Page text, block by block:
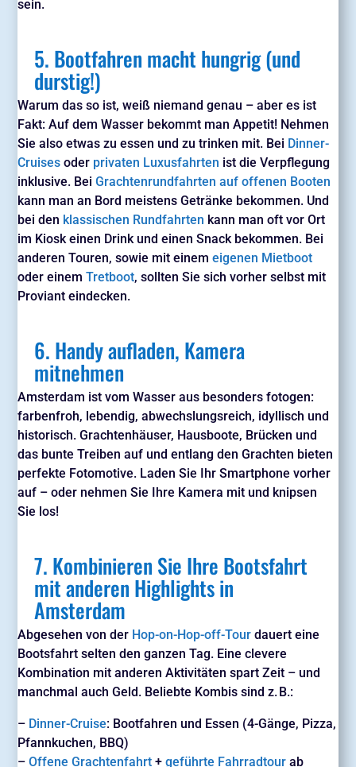
sein.
5. Bootfahren macht hungrig (und
durstig!)
Warum das so ist, weiß niemand genau – aber es ist
Fakt: Auf dem Wasser bekommt man Appetit! Nehmen
Sie also etwas zu essen und zu trinken mit. Bei Dinner-
Cruises oder privaten Luxusfahrten ist die Verpflegung
inklusive. BeiGrachtenrundfahrten auf offenen Booten
kann man an Bord meistens Getränke bekommen. Und
bei den klassischen Rundfahrten kann man oft vor Ort
im Kiosk einen Drink und einen Snack bekommen. Bei
anderen Touren, sowie mit einemeigenen Mietboot
oder einemTretboot, sollten Sie sich vorher selbst mit
Proviant eindecken.
6. Handy aufladen, Kamera
mitnehmen
Amsterdam ist vom Wasser aus besonders fotogen:
farbenfroh, lebendig, abwechslungsreich, idyllisch und
historisch. Grachtenhäuser, Hausboote, Brücken und
das bunte Treiben auf und entlang den Grachten bieten
perfekte Fotomotive. Laden Sie Ihr Smartphone vorher
auf – oder nehmen Sie Ihre Kamera mit und knipsen
Sie los!
7. Kombinieren Sie Ihre Bootsfahrt
mit anderen Highlights in
Amsterdam
Abgesehen von der Hop-on-Hop-off-Tour dauert eine
Bootsfahrt selten den ganzen Tag. Eine clevere
Kombination mit anderen Aktivitäten spart Zeit – und
manchmal auch Geld. Beliebte Kombis sind z. B.:
– Dinner-Cruise: Bootfahren und Essen (4-Gänge, Pizza,
Pfannkuchen, BBQ)
–Offene Grachtenfahrt +geführte Fahrradtour ab